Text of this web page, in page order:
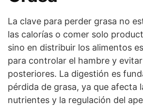
La clave para perder grasa no
las calorías o comer solo
sino en distribuir los alimentos
para controlar el hambre y
posteriores. La digestión es
pérdida de grasa, ya que afecta
nutrientes y la regulación del